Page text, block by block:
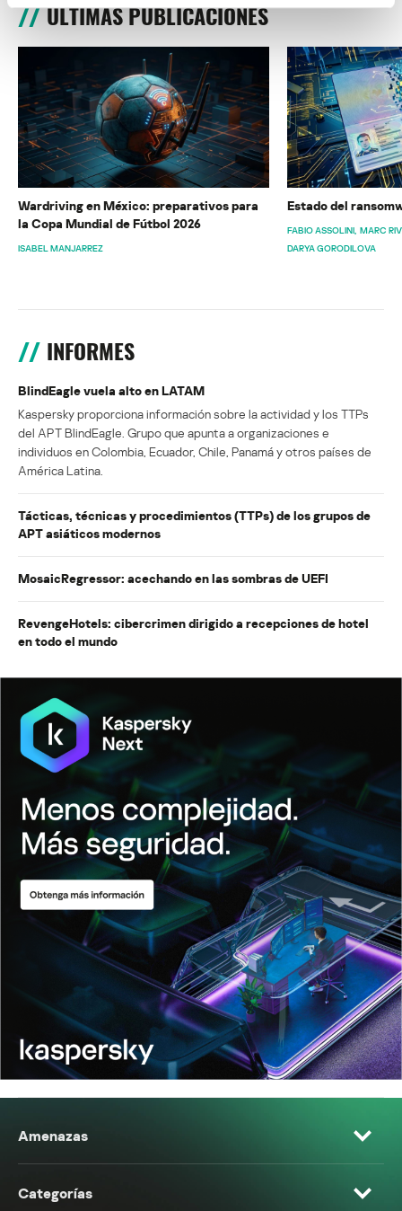
ÚLTIMAS PUBLICACIONES
Wardriving en México: preparativos para
la Copa Mundial de Fútbol 2026
ISABEL MANJARREZ
Estado del
FABIO ASSOLINI MARC
DARYA GORODILOVA
INFORMES
BlindEagle vuela alto en LATAM
Kaspersky proporciona información sobre la actividad y los TTPs
del APT BlindEagle. Grupo que apunta a organizaciones e
individuos en Colombia, Ecuador, Chile, Panamá y otros países de
América Latina.
Tácticas, técnicas y procedimientos (TTPs) de los grupos de
APT asiáticos modernos
MosaicRegressor: acechando en las sombras de UEFI
RevengeHotels: cibercrimen dirigido a recepciones de hotel
en todo el mundo
Amenazas
Categorías